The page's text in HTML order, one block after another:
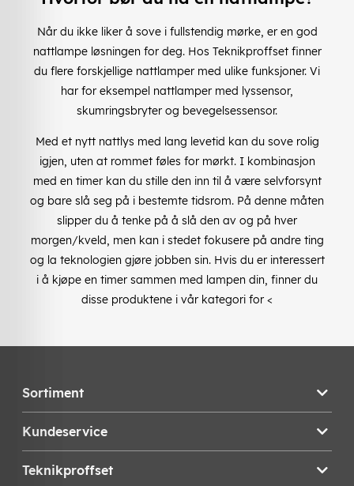
Når du ikke liker å sove i fullstendig mørke, er en god
nattlampe løsningen for deg. Hos Teknikproffset finner
du flere forskjellige nattlamper med ulike funksjoner. Vi
har for eksempel nattlamper med lyssensor,
skumringsbryter og bevegelsessensor.
Med et nytt nattlys med lang levetid kan du sove rolig
igjen, uten at rommet føles for mørkt. I kombinasjon
med en timer kan du stille den inn til å være selvforsynt
og bare slå seg på i bestemte tidsrom. På denne måten
slipper du å tenke på å slå den av og på hver
morgen/kveld, men kan i stedet fokusere på andre ting
og la teknologien gjøre jobben sin. Hvis du er interessert
i å kjøpe en timer sammen med lampen din, finner du
disse produktene i vår kategori for <
Sortiment
Kundeservice
Teknikproffset